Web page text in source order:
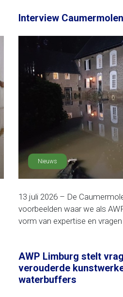
Interview Caumermolen
Nieuws
13 juli 2026 – De
voorbeelden waar we als
vorm van expertise en
AWP Limburg stelt
verouderde
waterbuffers